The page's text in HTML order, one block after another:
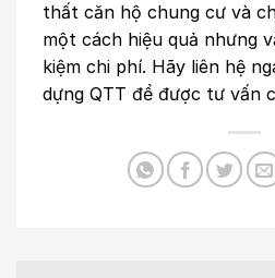
thất căn hộ chung cư và
một cách hiệu quả nhưng
kiệm chi phí. Hãy liên hệ
dựng QTT để được tư vấn